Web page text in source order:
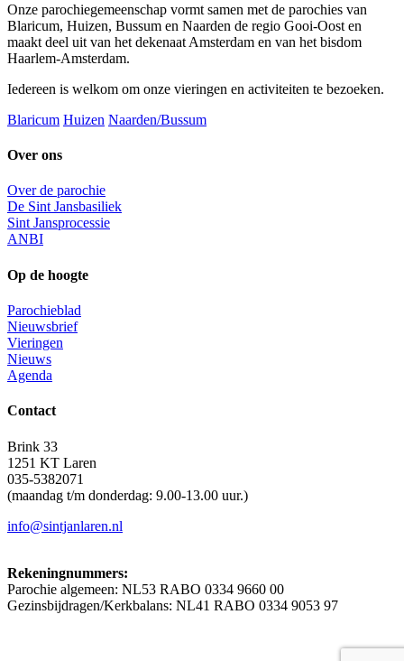
Onze parochiegemeenschap vormt samen met de parochies van
Blaricum, Huizen, Bussum en Naarden de regio Gooi-Oost en
maakt deel uit van het dekenaat Amsterdam en van het bisdom
Haarlem-Amsterdam.
Iedereen is welkom om onze vieringen en activiteiten te bezoeken.
Blaricum Huizen Naarden/Bussum
Over ons
Over de parochie
De Sint Jansbasiliek
Sint Jansprocessie
ANBI
Op de hoogte
Parochieblad
Nieuwsbrief
Vieringen
Nieuws
Agenda
Contact
Brink 33
1251 KT Laren
035-5382071
(maandag t/m donderdag: 9.00-13.00 uur.)
info@sintjanlaren.nl
Rekeningnummers:
Parochie algemeen: NL53 RABO 0334 9660 00
Gezinsbijdragen/Kerkbalans: NL41 RABO 0334 9053 97